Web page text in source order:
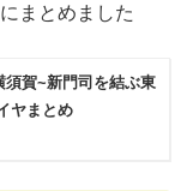
まとめました
須賀~新門司を結ぶ東
ヤまとめ